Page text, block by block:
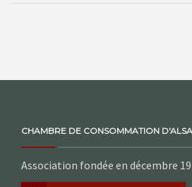
CHAMBRE DE CONSOMMATION
Association fondée en décembre